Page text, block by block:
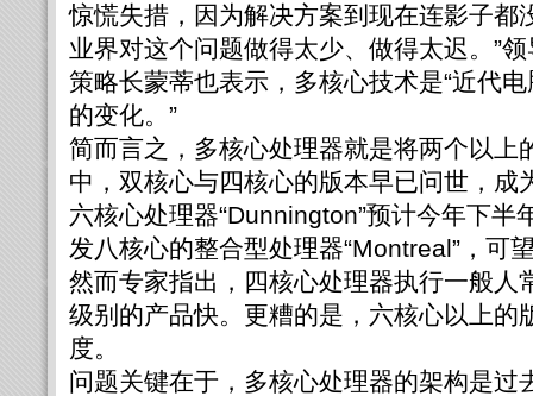
惊慌失措，因为解决方案到现在连影子
业界对这个问题做得太少、做得太迟。”
策略长蒙蒂也表示，多核心技术是“近代
的变化。”
简而言之，多核心处理器就是将两个以上
中，双核心与四核心的版本早已问世，成
六核心处理器“Dunnington”预计今年下
发八核心的整合型处理器“Montreal”，可
然而专家指出，四核心处理器执行一般人
级别的产品快。更糟的是，六核心以上的
度。
问题关键在于，多核心处理器的架构是过